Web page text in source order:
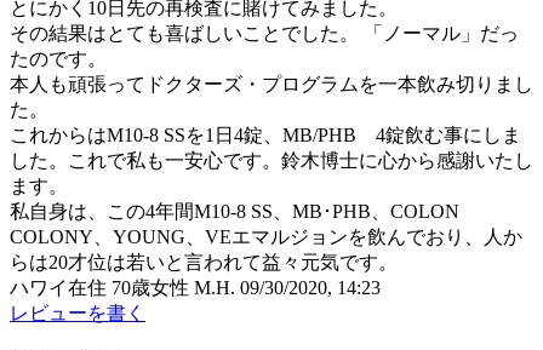
とにかく10日先の再検査に賭けてみました。
その結果はとても喜ばしいことでした。 「ノーマル」だっ
たのです。
本人も頑張ってドクターズ・プログラムを一本飲み切りまし
た。
これからはM10-8 SSを1日4錠、MB/PHB 4錠飲む事にしま
した。これで私も一安心です。鈴木博士に心から感謝いたし
ます。
私自身は、この4年間M10-8 SS、MB･PHB、COLON
COLONY、YOUNG、VEエマルジョンを飲んでおり、人か
らは20才位は若いと言われて益々元気です。
ハワイ在住 70歳女性 M.H. 09/30/2020, 14:23
レビューを書く